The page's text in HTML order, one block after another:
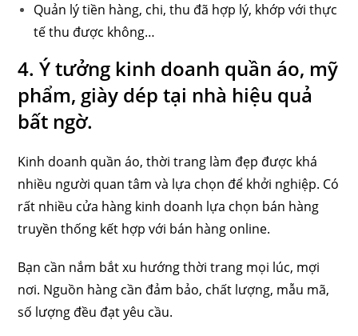
Quản lý tiền hàng, chi, thu đã hợp lý, khớp với thực
tế thu được không…
4. Ý tưởng kinh doanh quần áo, mỹ
phẩm, giày dép tại nhà hiệu quả
bất ngờ.
Kinh doanh quần áo, thời trang làm đẹp được khá
nhiều người quan tâm và lựa chọn để khởi nghiệp. Có
rất nhiều cửa hàng kinh doanh lựa chọn bán hàng
truyền thống kết hợp với bán hàng online.
Bạn cần nắm bắt xu hướng thời trang mọi lúc, mợi
nơi. Nguồn hàng cần đảm bảo, chất lượng, mẫu mã,
số lượng đều đạt yêu cầu.